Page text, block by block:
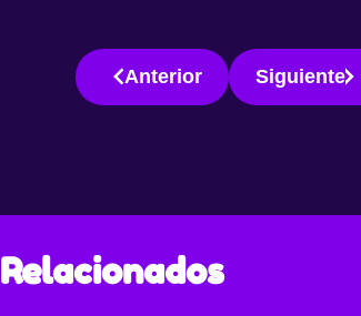
Anterior Siguiente
Relacionados